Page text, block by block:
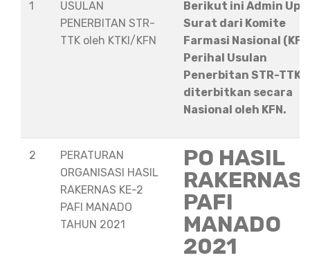
1
USULAN
PENERBITAN STR-
TTK oleh KTKI/KFN
Berikut ini Admin
Surat dari Komite
Farmasi Nasional
Perihal Usulan
Penerbitan STR-TTK
diterbitkan secara
Nasional oleh KFN.
2
PERATURAN
ORGANISASI HASIL
RAKERNAS KE-2
PAFI MANADO
TAHUN 2021
PO HASIL
RAKERNAS
PAFI
MANADO
2021